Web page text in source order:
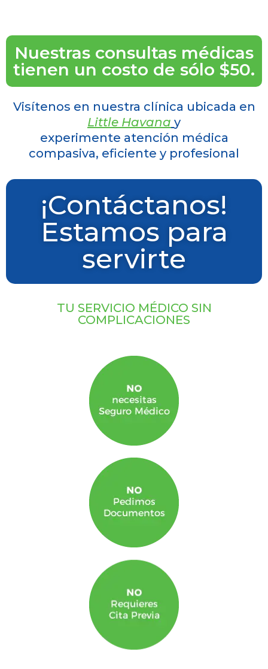
Nuestras consultas médicas
tienen un costo de sólo $50.
Visítenos en nuestra clínica ubicada en
Little Havana y
experimente atención médica
compasiva, eficiente y profesional
¡Contáctanos!
Estamos para
servirte​
TU SERVICIO MÉDICO SIN
COMPLICACIONES